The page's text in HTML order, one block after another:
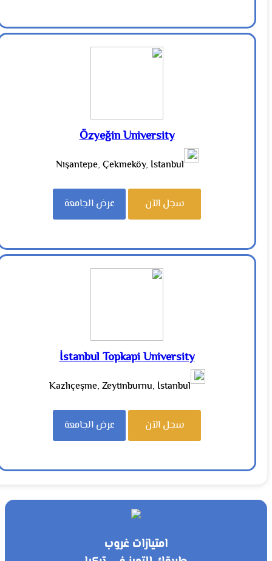
Özyeğin University
Nişantepe, Çekmeköy, İstanbul
سجل الآن عرض الجامعة
İstanbul Topkapi University
Kazlıçeşme, Zeytinburnu, İstanbul
سجل الآن عرض الجامعة
امتيازات غروب